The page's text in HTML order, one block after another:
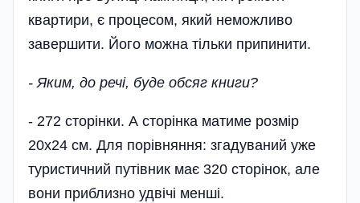
квартири, є процесом, який неможливо
завершити. Його можна тільки припинити.
- Яким, до речі, буде обсяг книги?
- 272 сторінки. А сторінка матиме розмір
20x24 см. Для порівняння: згадуваний уже
туристичний путівник має 320 сторінок, але
вони приблизно удвічі менші.